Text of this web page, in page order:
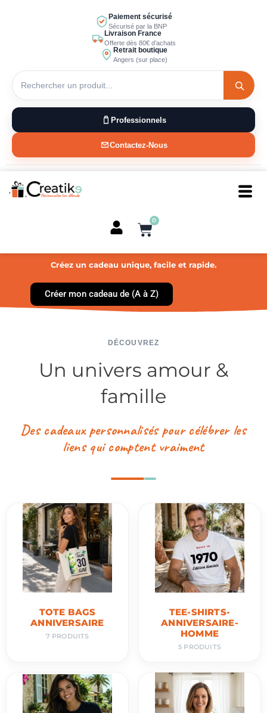
Paiement sécurisé
Sécurisé par la BNP
Livraison France
Offerte dès 80€ d’achats
Retrait boutique
Angers (sur place)
Professionnels
Contactez-Nous
0
Panier
Créez un cadeau unique, facile et rapide.
Créer mon cadeau de (A à Z)
DÉCOUVREZ
Un univers amour &
famille
Des cadeaux personnalisés pour célébrer les
liens qui comptent vraiment
TOTE BAGS
ANNIVERSAIRE
7 PRODUITS
TEE-SHIRTS-
ANNIVERSAIRE-
HOMME
5 PRODUITS